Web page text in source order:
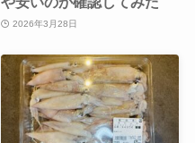
2026年3月28日